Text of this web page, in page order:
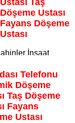
Ustası Taş
Döşeme Ustası
Fayans Döşeme
Ustası
İnşaat
uzman
hizmet sunuyor
Telefonu
Döşeme
Taş Döşeme
Fayans
Ustası